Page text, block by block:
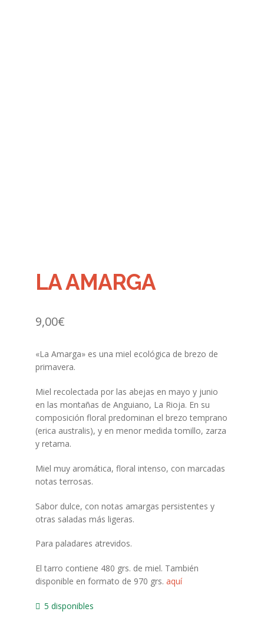
LA AMARGA
9,00€
«La Amarga» es una miel ecológica de brezo de
primavera.
Miel recolectada por las abejas en mayo y junio
en las montañas de Anguiano, La Rioja. En su
composición floral predominan el brezo temprano
(erica australis), y en menor medida tomillo, zarza
y retama.
Miel muy aromática, floral intenso, con marcadas
notas terrosas.
Sabor dulce, con notas amargas persistentes y
otras saladas más ligeras.
Para paladares atrevidos.
El tarro contiene 480 grs. de miel. También
disponible en formato de 970 grs. aquí
5 disponibles